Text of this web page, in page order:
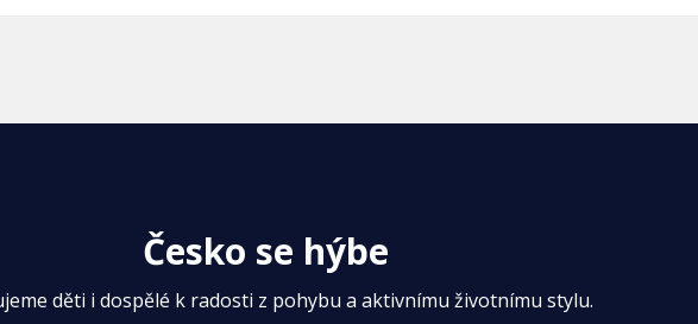
Česko se hýbe
děti i dospělé k radosti z pohybu a aktivnímu životnímu stylu.